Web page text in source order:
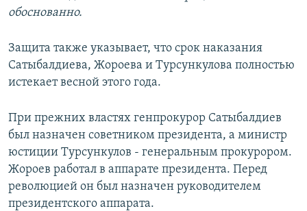
обоснованно.
Защита также указывает, что срок наказания
Сатыбалдиева, Жороева и Турсункулова полностью
истекает весной этого года.
При прежних властях генпрокурор Сатыбалдиев
был назначен советником президента, а министр
юстиции Турсункулов - генеральным прокурором.
Жороев работал в аппарате президента. Перед
революцией он был назначен руководителем
президентского аппарата.